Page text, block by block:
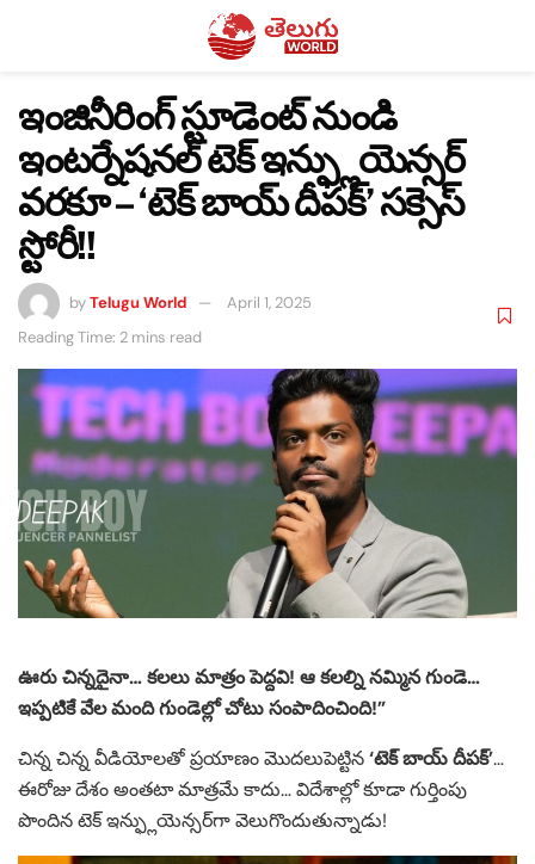
ఇంజినీరింగ్ స్టూడెంట్ నుండి
ఇంటర్నేషనల్ టెక్ ఇన్ఫ్లుయెన్సర్
వరకూ – ‘టెక్ బాయ్ దీపక్’ సక్సెస్
స్టోరీ!!
byTelugu World
April 1, 2025
Reading Time: 2 mins read
ఊరు చిన్నదైనా… కలలు మాత్రంపెద్దవి! ఆ కలల్ని నమ్మిన గుండె…
ఇప్పటికే వేల మంది గుండెల్లో చోటు సంపాదించింది!”
చిన్న చిన్న వీడియోలతో ప్రయాణం మొదలుపెట్టిన‘టెక్ బాయ్ దీపక్’…
ఈరోజు దేశం అంతటా మాత్రమే కాదు… విదేశాల్లో కూడా గుర్తింపు
పొందిన టెక్ ఇన్ఫ్లుయెన్సర్‌గా వెలుగొందుతున్నాడు!